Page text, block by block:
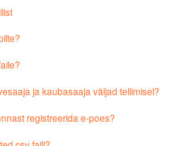
ja kaubasaaja väljad tellimisel?
registreerida e-poes?